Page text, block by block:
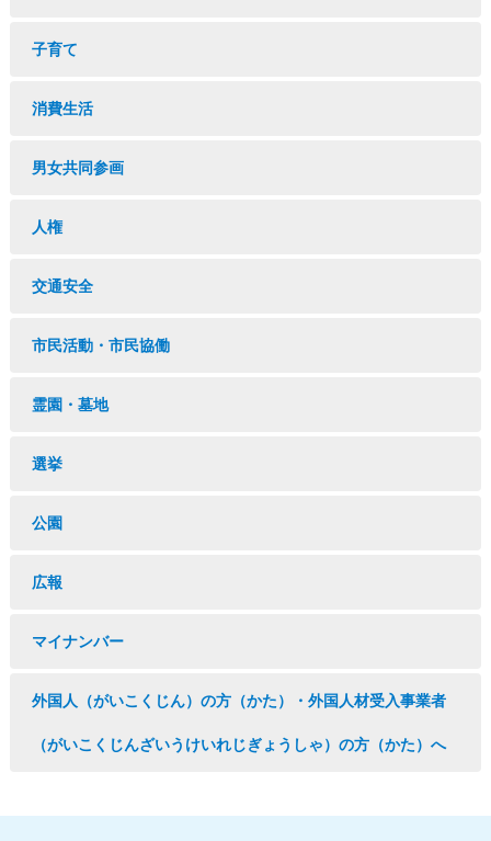
子育て
消費生活
男女共同参画
人権
交通安全
市民活動・市民協働
霊園・墓地
選挙
公園
広報
マイナンバー
外国人（がいこくじん）の方（かた）・外国人材受入事業者
（がいこくじんざいうけいれじぎょうしゃ）の方（かた）へ